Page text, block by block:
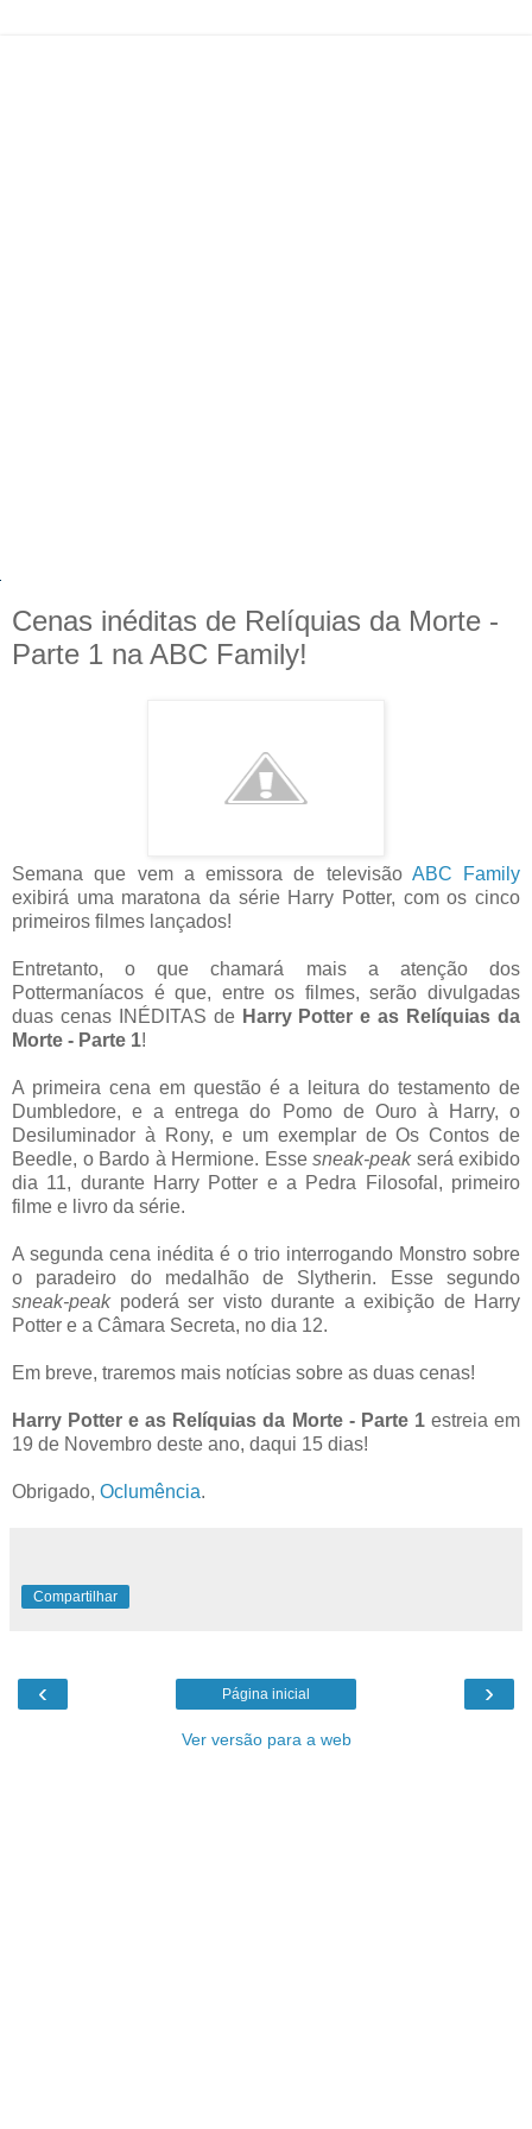
Cenas inéditas de Relíquias da Morte -
Parte 1 na ABC Family!
Semana que vem a emissora de televisão ABC Family
exibirá uma maratona da série Harry Potter, com os cinco
primeiros filmes lançados!
Entretanto, o que chamará mais a atenção dos
Pottermaníacos é que, entre os filmes, serão divulgadas
duas cenas INÉDITAS de Harry Potter e as Relíquias da
Morte - Parte 1!
A primeira cena em questão é a leitura do testamento de
Dumbledore, e a entrega do Pomo de Ouro à Harry, o
Desiluminador à Rony, e um exemplar de Os Contos de
Beedle, o Bardo à Hermione. Essesneak-peak será exibido
dia 11, durante Harry Potter e a Pedra Filosofal, primeiro
filme e livro da série.
A segunda cena inédita é o trio interrogando Monstro sobre
o paradeiro do medalhão de Slytherin. Esse segundo
sneak-peakpoderá ser visto durante a exibição de Harry
Potter e a Câmara Secreta, no dia 12.
Em breve, traremos mais notícias sobre as duas cenas!
Harry Potter e as Relíquias da Morte - Parte 1estreia em
19 de Novembro deste ano, daqui 15 dias!
Obrigado, Oclumência.
Compartilhar
‹ ›
Página inicial
Ver versão para a web